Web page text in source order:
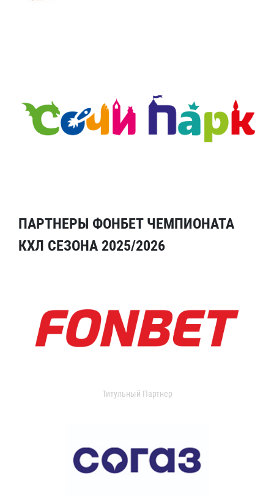
ПАРТНЕРЫ ФОНБЕТ ЧЕМПИОНАТА
КХЛ СЕЗОНА 2025/2026
Титульный Партнер